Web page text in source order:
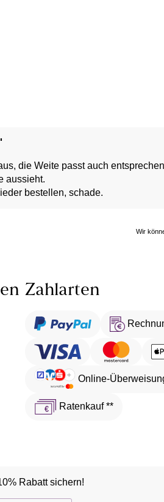
die Weite passt auch
aussieht.
bestellen, schade.
Wir
Zahlarten
Online-
Ratenkauf **
Rabatt sichern!